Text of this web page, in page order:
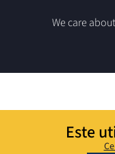
We care
Este